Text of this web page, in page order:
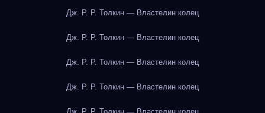
Дж. Р. Р. Толкин — Властелин колец
Дж. Р. Р. Толкин — Властелин колец
Дж. Р. Р. Толкин — Властелин колец
Дж. Р. Р. Толкин — Властелин колец